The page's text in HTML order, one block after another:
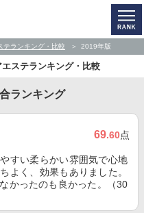
テランキング・比較 2019年版
エステランキング・比較
ランキング
69.60点
すい柔らかい雰囲気で心地
よく、効果もありました。
かったのも良かった。（30